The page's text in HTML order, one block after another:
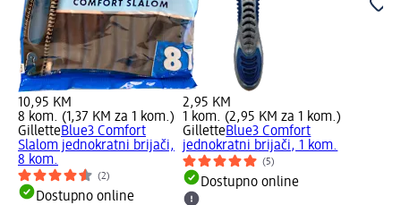
10,95 KM
8 kom. (1,37 KM za 1 kom.)
GilletteBlue3 Comfort
Slalom jednokratni brijači,
8 kom.
(2)
Dostupno online
2,95 KM
1 kom. (2,95 KM za 1 kom.)
GilletteBlue3 Comfort
jednokratni brijači, 1 kom.
(5)
Dostupno online